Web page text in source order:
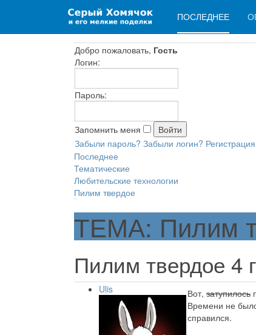
ПОСЛЕДНЕЕ
Добро пожаловать, Гость
Логин:
Пароль:
Запомнить меня
Забыли пароль? Забыли логин? Регистрация
Последнее
Тематические
Любительские технологии
Пилим твердое
ТЕМА: Пилим
Пилим твердое 4
Ulis Вот, затупилось
Времени не
справился.